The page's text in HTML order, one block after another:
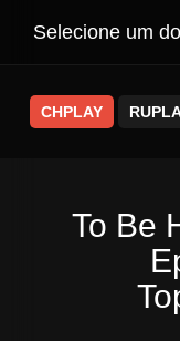
Selecione um
CHPLAY
To Be